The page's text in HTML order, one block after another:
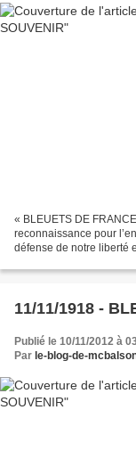
« BLEUETS DE
reconnaissance pour
défense de notre liberté
11/11/1918 -
Publié le 10/11/2012 à
Par le-blog-de-